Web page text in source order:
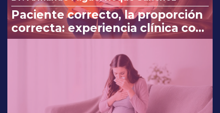
Paciente correcto, la proporción
correcta: experiencia clínica con
Myo y D-Chiro-Inositol